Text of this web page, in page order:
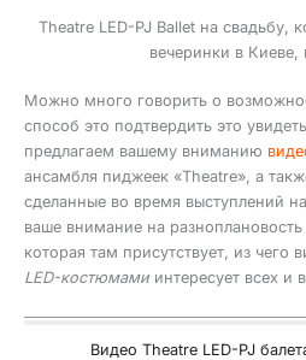
Theatre LED-PJ Ballet на свадьбу,
вечеринки в Киеве,
Можно много говорить о
способ это подтвердить это
предлагаем вашему вниманию
ансамбля пиджеек «Theatre», а
сделанные во время выступлений
ваше внимание на
которая там присутствует, из чего
LED-костюмами интересует всех и
Видео Theatre LED-PJ